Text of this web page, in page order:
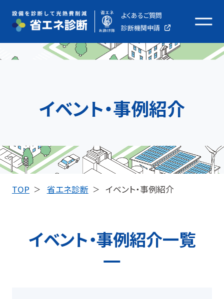
よくあるご質問
診断機関申請
メ
ニ
ュ
イベント・事例紹介
TOP 省エネ診断 イベント・事例紹介
イベント・事例紹介一覧